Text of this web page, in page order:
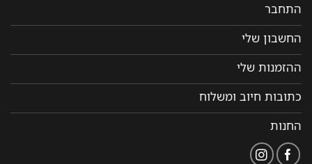
התחבר
החשבון שלי
ההזמנות שלי
כתובות חיוב ומשלוח
החנות